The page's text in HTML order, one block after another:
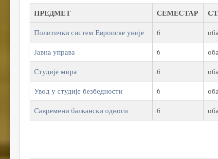
ПРЕДМЕТ СЕМЕСТАР
Политички систем Европске уније 6
Јавна управа
6
Студије мира
6
Увод у студије безбедности
6
Савремени балкански односи
6